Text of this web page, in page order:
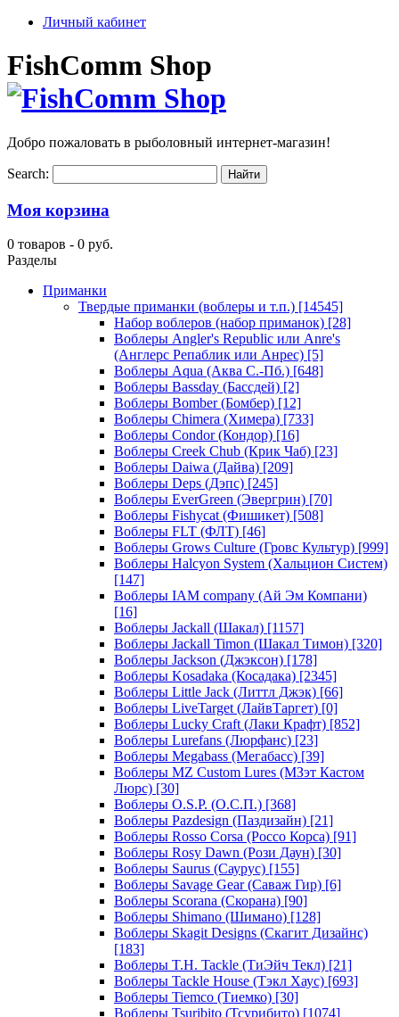
Личный кабинет
FishComm Shop
Добро пожаловать в рыболовный интернет-магазин!
Search:
Моя корзина
0 товаров - 0 руб.
Разделы
Приманки
Твердые приманки (воблеры и т.п.) [14545]
Набор воблеров (набор приманок) [28]
Воблеры Angler's Republic или Anre's
(Англерс Репаблик или Анрес) [5]
Воблеры Aqua (Аква С.-Пб.) [648]
Воблеры Bassday (Бассдей) [2]
Воблеры Bomber (Бомбер) [12]
Воблеры Chimera (Химера) [733]
Воблеры Condor (Кондор) [16]
Воблеры Creek Chub (Крик Чаб) [23]
Воблеры Daiwa (Дайва) [209]
Воблеры Deps (Дэпс) [245]
Воблеры EverGreen (Эвергрин) [70]
Воблеры Fishycat (Фишикет) [508]
Воблеры FLT (ФЛТ) [46]
Воблеры Grows Culture (Гровс Культур) [999]
Воблеры Halcyon System (Хальцион Систем)
[147]
Воблеры IAM company (Ай Эм Компани)
[16]
Воблеры Jackall (Шакал) [1157]
Воблеры Jackall Timon (Шакал Тимон) [320]
Воблеры Jackson (Джэксон) [178]
Воблеры Kosadaka (Косадака) [2345]
Воблеры Little Jack (Литтл Джэк) [66]
Воблеры LiveTarget (ЛайвТаргет) [0]
Воблеры Lucky Craft (Лаки Крафт) [852]
Воблеры Lurefans (Люрфанс) [23]
Воблеры Megabass (Мегабасс) [39]
Воблеры MZ Custom Lures (МЗэт Кастом
Люрс) [30]
Воблеры O.S.P. (О.С.П.) [368]
Воблеры Pazdesign (Паздизайн) [21]
Воблеры Rosso Corsa (Россо Корса) [91]
Воблеры Rosy Dawn (Рози Даун) [30]
Воблеры Saurus (Саурус) [155]
Воблеры Savage Gear (Саваж Гир) [6]
Воблеры Scorana (Скорана) [90]
Воблеры Shimano (Шимано) [128]
Воблеры Skagit Designs (Скагит Дизайнс)
[183]
Воблеры T.H. Tackle (ТиЭйч Текл) [21]
Воблеры Tackle House (Тэкл Хаус) [693]
Воблеры Tiemco (Тиемко) [30]
Воблеры Tsuribito (Тсурибито) [1074]